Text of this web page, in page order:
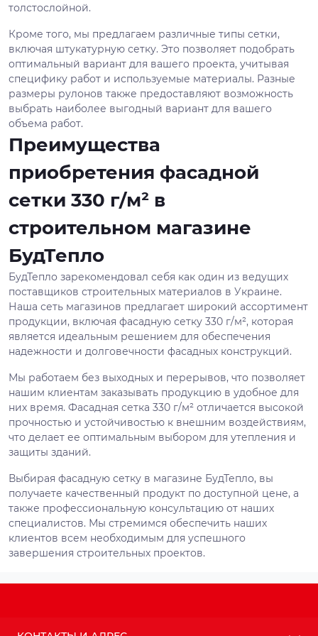
толстослойной.
Кроме того, мы предлагаем различные типы сетки,
включая штукатурную сетку. Это позволяет подобрать
оптимальный вариант для вашего проекта, учитывая
специфику работ и используемые материалы. Разные
размеры рулонов также предоставляют возможность
выбрать наиболее выгодный вариант для вашего
объема работ.
Преимущества
приобретения фасадной
сетки 330 г/м² в
строительном магазине
БудТепло
БудТепло зарекомендовал себя как один из ведущих
поставщиков строительных материалов в Украине.
Наша сеть магазинов предлагает широкий ассортимент
продукции, включая фасадную сетку 330 г/м², которая
является идеальным решением для обеспечения
надежности и долговечности фасадных конструкций.
Мы работаем без выходных и перерывов, что позволяет
нашим клиентам заказывать продукцию в удобное для
них время. Фасадная сетка 330 г/м² отличается высокой
прочностью и устойчивостью к внешним воздействиям,
что делает ее оптимальным выбором для утепления и
защиты зданий.
Выбирая фасадную сетку в магазине БудТепло, вы
получаете качественный продукт по доступной цене, а
также профессиональную консультацию от наших
специалистов. Мы стремимся обеспечить наших
клиентов всем необходимым для успешного
завершения строительных проектов.